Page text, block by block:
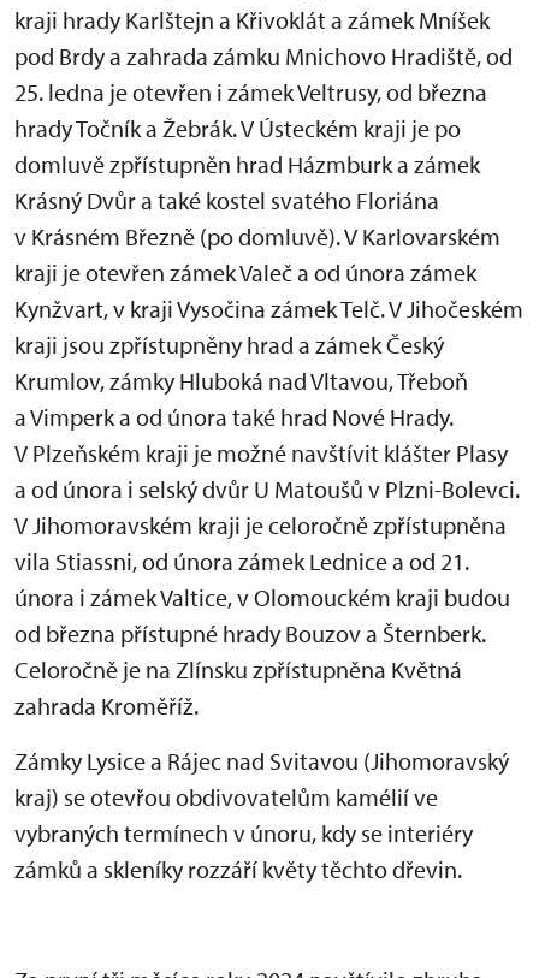
kraji hrady Karlštejn a Křivoklát a zámek Mníšek
pod Brdy a zahrada zámku Mnichovo Hradiště, od
25. ledna je otevřen i zámek Veltrusy, od března
hrady Točník a Žebrák. V Ústeckém kraji je po
domluvě zpřístupněn hrad Házmburk a zámek
Krásný Dvůr a také kostel svatého Floriána
v Krásném Březně (po domluvě). V Karlovarském
kraji je otevřen zámek Valeč a od února zámek
Kynžvart, v kraji Vysočina zámek Telč. V Jihočeském
kraji jsou zpřístupněny hrad a zámek Český
Krumlov, zámky Hluboká nad Vltavou, Třeboň
a Vimperk a od února také hrad Nové Hrady.
V Plzeňském kraji je možné navštívit klášter Plasy
a od února i selský dvůr U Matoušů v Plzni-Bolevci.
V Jihomoravském kraji je celoročně zpřístupněna
vila Stiassni, od února zámek Lednice a od 21.
února i zámek Valtice, v Olomouckém kraji budou
od března přístupné hrady Bouzov a Šternberk.
Celoročně je na Zlínsku zpřístupněna Květná
zahrada Kroměříž.
Zámky Lysice a Rájec nad Svitavou (Jihomoravský
kraj) se otevřou obdivovatelům kamélií ve
vybraných termínech v únoru, kdy se interiéry
zámků a skleníky rozzáří květy těchto dřevin.